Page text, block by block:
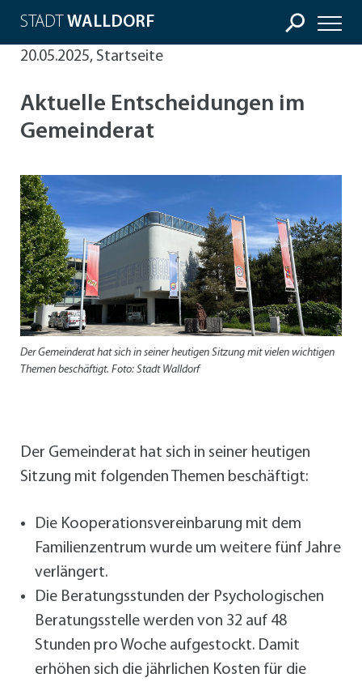
STADT WALLDORF
20.05.2025, Startseite
Aktuelle Entscheidungen im
Gemeinderat
Der Gemeinderat hat sich in seiner heutigen Sitzung mit vielen wichtigen
Themen beschäftigt. Foto: Stadt Walldorf
Der Gemeinderat hat sich in seiner heutigen
Sitzung mit folgenden Themen beschäftigt:
Die Kooperationsvereinbarung mit dem
Familienzentrum wurde um weitere fünf Jahre
verlängert.
Die Beratungsstunden der Psychologischen
Beratungsstelle werden von 32 auf 48
Stunden pro Woche aufgestockt. Damit
erhöhen sich die jährlichen Kosten für die